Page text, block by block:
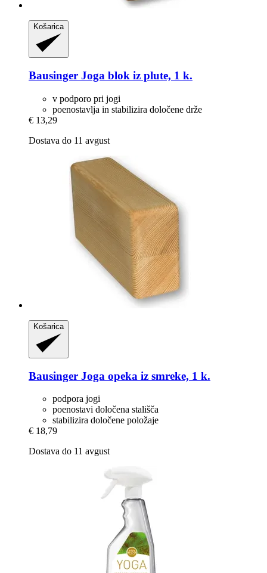
Košarica
Bausinger Joga blok iz plute, 1 k.
v podporo pri jogi
poenostavlja in stabilizira določene drže
€ 13,29
Dostava do 11 avgust
Košarica
Bausinger Joga opeka iz smreke, 1 k.
podpora jogi
poenostavi določena stališča
stabilizira določene položaje
€ 18,79
Dostava do 11 avgust